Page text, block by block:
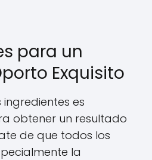
para un
Exquisito
es
obtener un resultado
de que todos los
la